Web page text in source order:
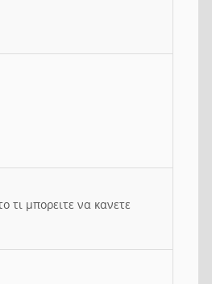
τι μπορειτε να κανετε